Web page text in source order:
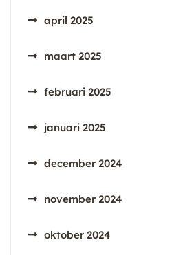
april 2025
maart 2025
februari 2025
januari 2025
december 2024
november 2024
oktober 2024